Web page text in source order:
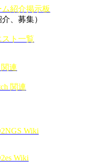
ム紹介掲示板
介、募集）
スト一覧
関連
関連
Wiki
Wiki